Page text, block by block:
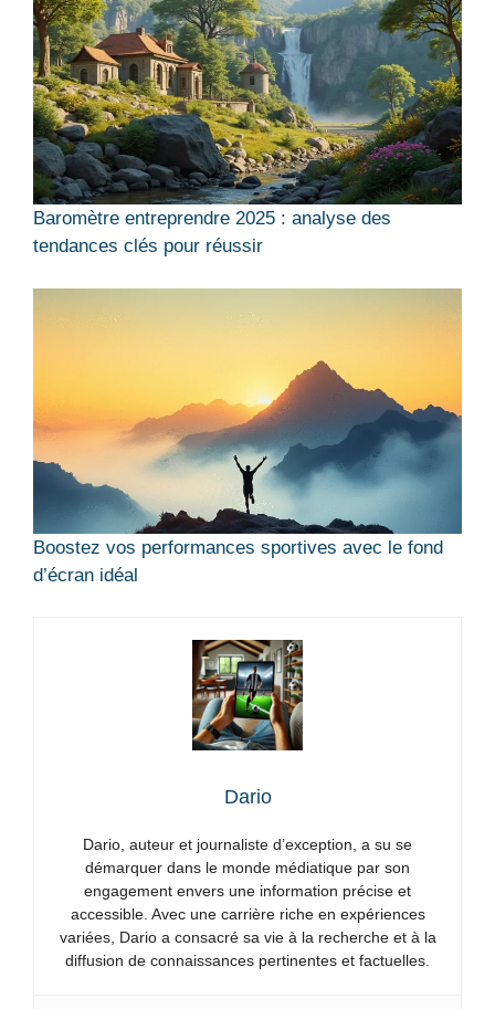
Baromètre entreprendre 2025 : analyse des
tendances clés pour réussir
Boostez vos performances sportives avec le fond
d’écran idéal
Dario
Dario, auteur et journaliste d’exception, a su se
démarquer dans le monde médiatique par son
engagement envers une information précise et
accessible. Avec une carrière riche en expériences
variées, Dario a consacré sa vie à la recherche et à la
diffusion de connaissances pertinentes et factuelles.